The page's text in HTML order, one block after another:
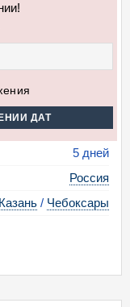
ДАТ
5 дней
Россия
Казань / Чебоксары